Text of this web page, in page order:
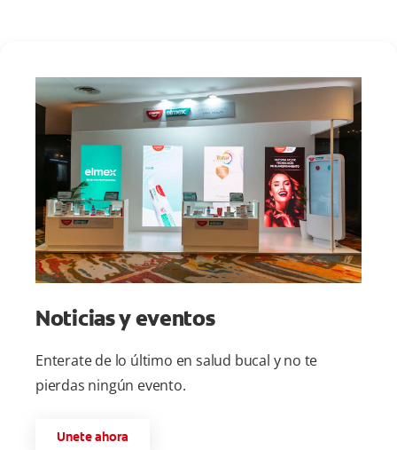
Noticias y eventos
Enterate de lo último en salud bucal y no te
pierdas ningún evento.
Unete ahora